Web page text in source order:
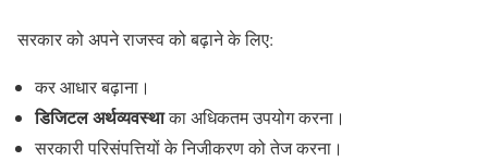
सरकार को अपने राजस्व को बढ़ाने के लिए:
कर आधार बढ़ाना।
डिजिटल अर्थव्यवस्थाका अधिकतम उपयोग करना।
सरकारी परिसंपत्तियों के निजीकरण को तेज करना।